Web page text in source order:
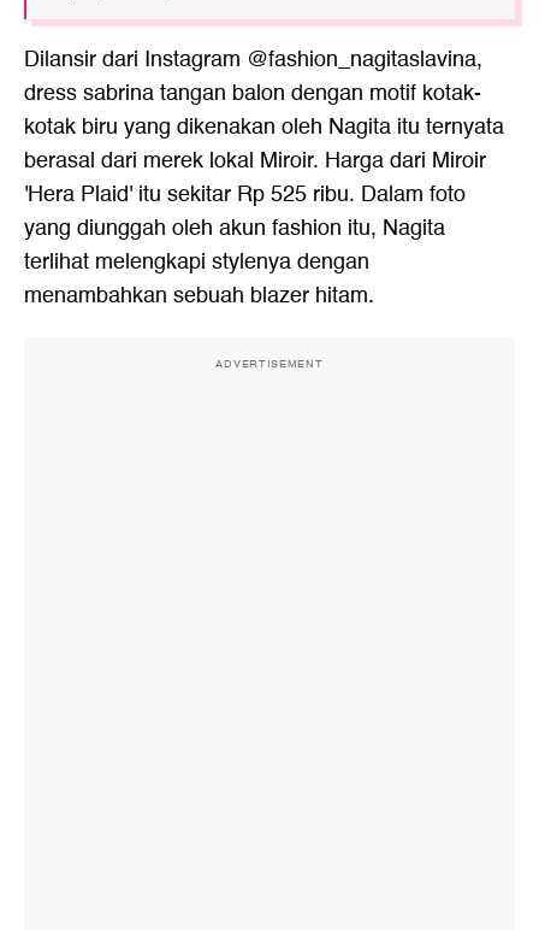
Dilansir dari Instagram @fashion_nagitaslavina,
dress sabrina tangan balon dengan motif kotak-
kotak biru yang dikenakan oleh Nagita itu ternyata
berasal dari merek lokal Miroir. Harga dari Miroir
'Hera Plaid' itu sekitar Rp 525 ribu. Dalam foto
yang diunggah oleh akun fashion itu, Nagita
terlihat melengkapi stylenya dengan
menambahkan sebuah blazer hitam.
ADVERTISEMENT